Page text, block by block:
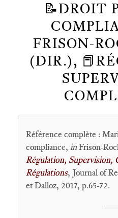
📝DROIT
FRISON-
(DIR.),
Référence complète :
compliance, in Frison-
Régulation, Supervision,
Régulations, Journal of
et Dalloz, 2017, p.65-72.